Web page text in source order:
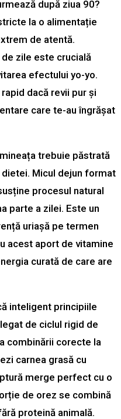
după ziua 90?
la o alimentație
de atentă.
zile este crucială
efectului yo-yo.
dacă revii pur și
care te-au îngrășat
trebuie păstrată
Micul dejun format
procesul natural
parte a zilei. Este un
uriașă pe termen
acest aport de vitamine
curată de care are
inteligent principiile
de ciclul rigid de
combinării corecte la
carnea grasă cu
merge perfect cu o
de orez se combină
proteină animală.